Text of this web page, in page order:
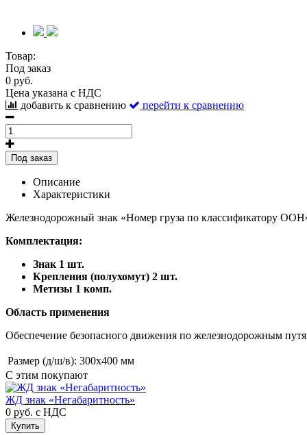
Товар:
Под заказ
0 руб.
Цена указана с НДС
добавить к сравнению
перейти к сравнению
Под заказ
Описание
Характеристики
Железнодорожный знак «Номер груза по классификатору
Комплектация:
Знак 1 шт.
Крепления (полухомут) 2 шт.
Метизы 1 комп.
Область применения
Обеспечение безопасного движения по железнодорожным
Размер (д/ш/в): 300х400 мм
С этим покупают
ЖД знак «Негабаритность»
0 руб. с НДС
Купить